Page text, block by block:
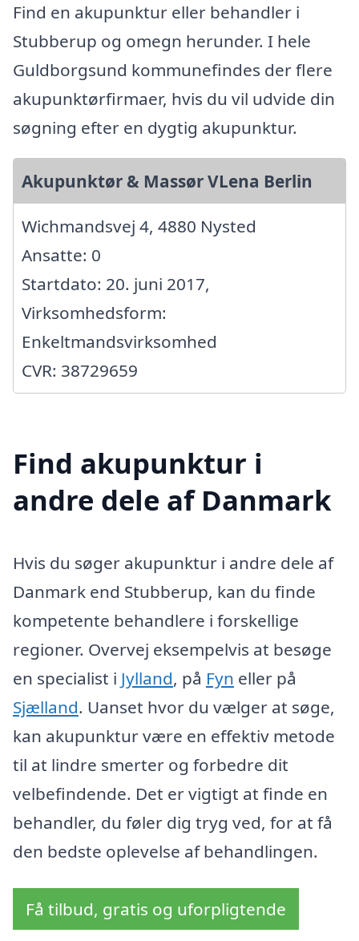
Find en akupunktur eller behandler i
Stubberup og omegn herunder. I hele
Guldborgsund kommunefindes der flere
akupunktørfirmaer, hvis du vil udvide din
søgning efter en dygtig akupunktur.
Akupunktør & Massør VLena Berlin
Wichmandsvej 4, 4880 Nysted
Ansatte: 0
Startdato: 20. juni 2017,
Virksomhedsform:
Enkeltmandsvirksomhed
CVR: 38729659
Find akupunktur i
andre dele af Danmark
Hvis du søger akupunktur i andre dele af
Danmark end Stubberup, kan du finde
kompetente behandlere i forskellige
regioner. Overvej eksempelvis at besøge
en specialist i Jylland, på Fyn eller på
Sjælland. Uanset hvor du vælger at søge,
kan akupunktur være en effektiv metode
til at lindre smerter og forbedre dit
velbefindende. Det er vigtigt at finde en
behandler, du føler dig tryg ved, for at få
den bedste oplevelse af behandlingen.
Få tilbud, gratis og uforpligtende